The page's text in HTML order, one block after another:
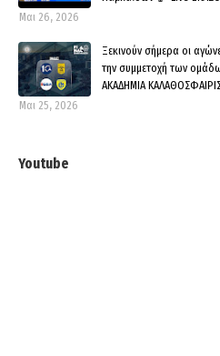
Μαι 26, 2026
Ξεκινούν σήμερα οι
την συμμετοχή των
ΑΚΑΔΗΜΙΑ
Μαι 25, 2026
Youtube